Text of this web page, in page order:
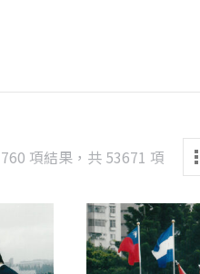
項結果，共 53671 項